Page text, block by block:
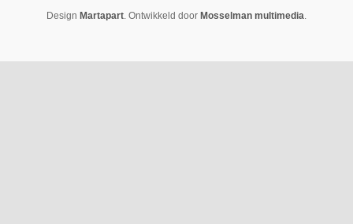
Design Martapart . Ontwikkeld door Mosselman multimedia